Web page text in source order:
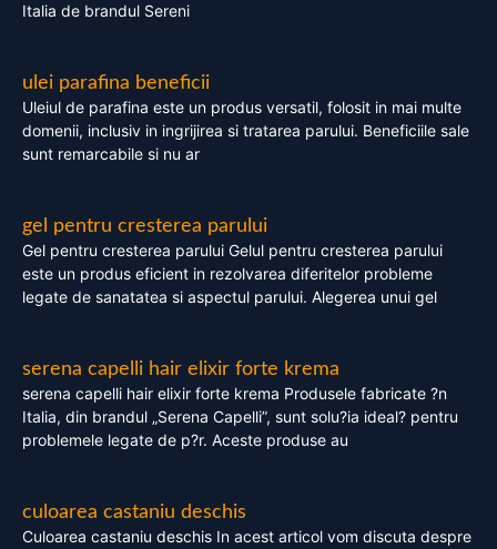
Italia de brandul Sereni
ulei parafina beneficii
Uleiul de parafina este un produs versatil, folosit in mai multe
domenii, inclusiv in ingrijirea si tratarea parului. Beneficiile sale
sunt remarcabile si nu ar
gel pentru cresterea parului
Gel pentru cresterea parului Gelul pentru cresterea parului
este un produs eficient in rezolvarea diferitelor probleme
legate de sanatatea si aspectul parului. Alegerea unui gel
serena capelli hair elixir forte krema
serena capelli hair elixir forte krema Produsele fabricate ?n
Italia, din brandul „Serena Capelli”, sunt solu?ia ideal? pentru
problemele legate de p?r. Aceste produse au
culoarea castaniu deschis
Culoarea castaniu deschis In acest articol vom discuta despre